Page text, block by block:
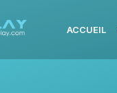
ACCUEIL